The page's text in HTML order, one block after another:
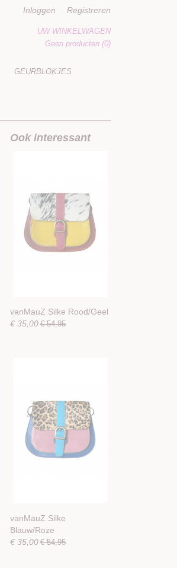
Inloggen Registreren
UW WINKELWAGEN
Geen producten (0)
GEURBLOKJES
Ook interessant
vanMauZ Silke Rood/Geel
€ 35,00 € 54,95
vanMauZ Silke
Blauw/Roze
€ 35,00 € 54,95